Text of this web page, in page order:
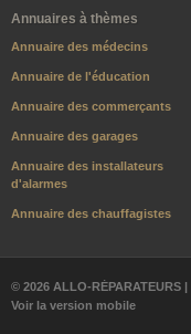
Annuaires à thèmes
Annuaire des médecins
Annuaire de l'éducation
Annuaire des commerçants
Annuaire des garages
Annuaire des installateurs
d'alarmes
Annuaire des chauffagistes
© 2026 ALLO-RÉPARATEURS |
Voir la version mobile